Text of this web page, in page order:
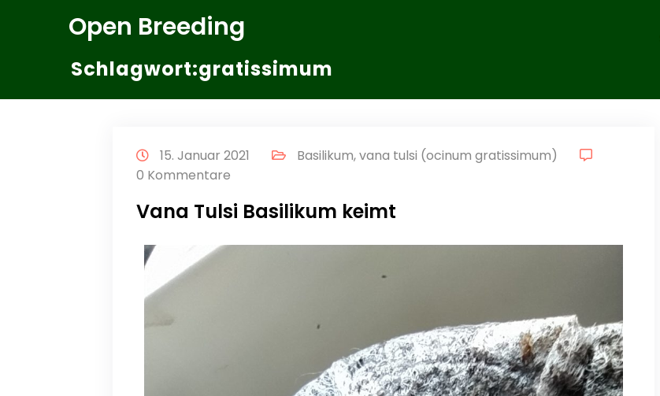
Open Breeding
Schlagwort:gratissimum
15. Januar 2021 Basilikum,vana tulsi (ocinum gratissimum)
0 Kommentare
Vana Tulsi Basilikum keimt